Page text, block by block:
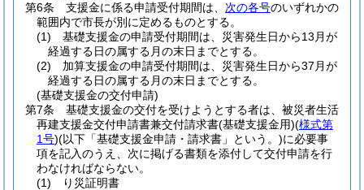
第6条
支援金に係る申請受付期間は、 次の各号のいずれかの
範囲内で市長が別に定めるものとする。
(1)
基礎支援金の申請受付期間は、災害発生日から13月が
経過する日の属する月の末日までとする。
(2)
加算支援金の申請受付期間は、災害発生日から37月が
経過する日の属する月の末日までとする。
(基礎支援金の交付申請)
第7条
基礎支援金の交付を受けようとする者は、被災者生活
再建支援金交付申請書兼交付請求書(基礎支援金用)(様式第
1号)(以下「基礎支援金申請・請求書」という。)に必要事
項を記入のうえ、次に掲げる書類を添付して交付申請を行
わなければならない。
(1)
り災証明書